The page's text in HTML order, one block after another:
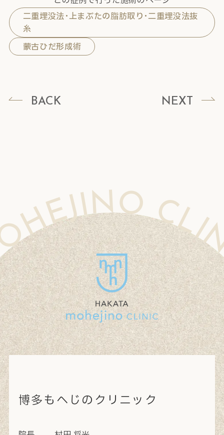
二重埋没法･上まぶたの脂肪取り･二重埋没法抜
糸
蒙古ひだ形成術
BACK NEXT
MOHEJINO CLINIC MOHEJINO CLINIC MOHEJINO CLINIC MOHEJINO CLINIC MOHEJINO CLINIC MOHEJINO CLINIC MOHEJINO CLINIC MOHEJINO CLINIC MOHEJINO CLINIC MOHEJINO CLINIC MOHEJINO CLINIC MOHEJINO
博多もへじのクリニック